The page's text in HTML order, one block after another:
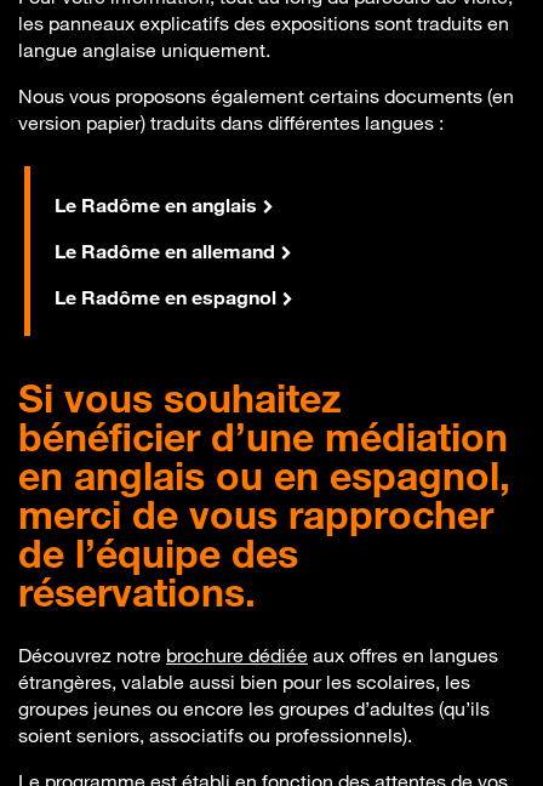
les panneaux explicatifs des expositions sont traduits en
langue anglaise uniquement.
Nous vous proposons également certains documents (en
version papier) traduits dans différentes langues :
Le Radôme en anglais
Le Radôme en allemand
Le Radôme en espagnol
Si vous souhaitez
bénéficier d’une médiation
en anglais ou en espagnol,
merci de vous rapprocher
de l’équipe des
réservations.
Découvrez notre brochure dédiée aux offres en langues
étrangères, valable aussi bien pour les scolaires, les
groupes jeunes ou encore les groupes d’adultes (qu’ils
soient seniors, associatifs ou professionnels).
Le programme est établi en fonction des attentes de vos